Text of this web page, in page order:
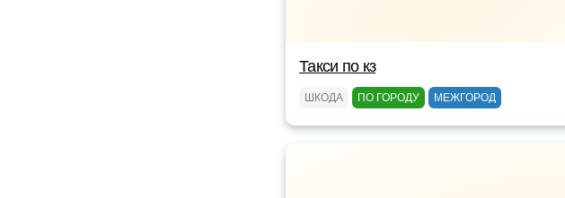
Такси по кз
ШКОДА ПО ГОРОДУ МЕЖГОРОД